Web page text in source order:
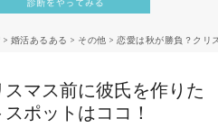
> 婚活あるある > その他 > 恋愛は秋が勝負？クリ
マス前に彼氏を作りた
ポットはココ！